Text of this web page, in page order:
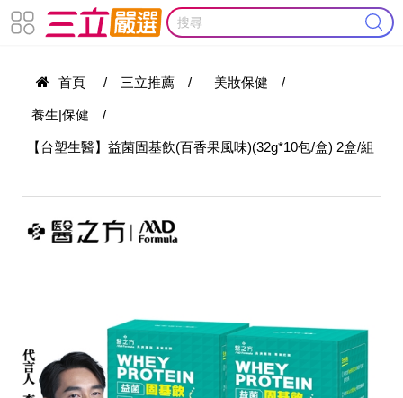
首頁 / 三立推薦 / 美妝保健 /
養生|保健 /
【台塑生醫】益菌固基飲(百香果風味)(32g*10包/盒) 2盒/組